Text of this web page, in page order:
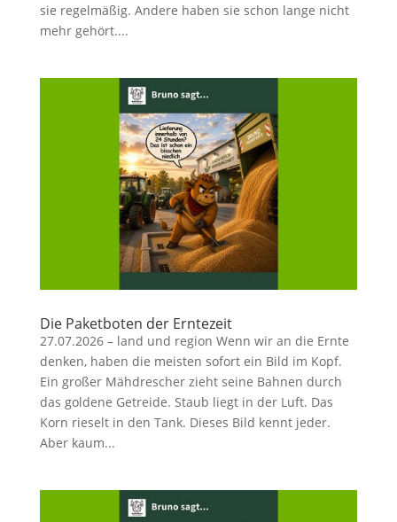
sie regelmäßig. Andere haben sie schon lange nicht
mehr gehört....
Die Paketboten der Erntezeit
27.07.2026 – land und region Wenn wir an die Ernte
denken, haben die meisten sofort ein Bild im Kopf.
Ein großer Mähdrescher zieht seine Bahnen durch
das goldene Getreide. Staub liegt in der Luft. Das
Korn rieselt in den Tank. Dieses Bild kennt jeder.
Aber kaum...